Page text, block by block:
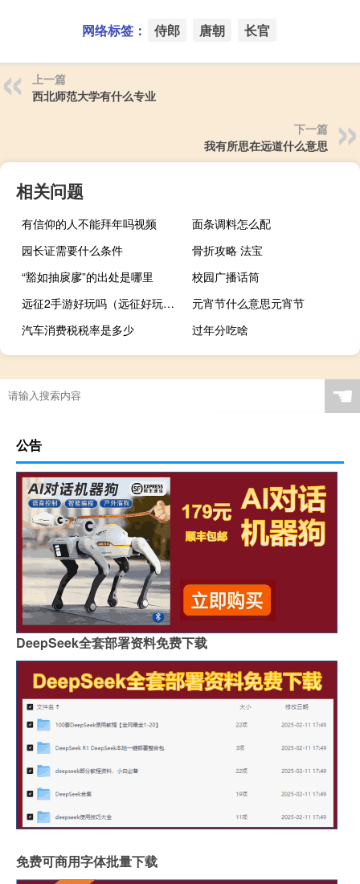
网络标签： 侍郎 唐朝 长官
上一篇
西北师范大学有什么专业
下一篇
我有所思在远道什么意思
相关问题
有信仰的人不能拜年吗视频
面条调料怎么配
园长证需要什么条件
骨折攻略 法宝
“豁如抽扊扅”的出处是哪里
校园广播话筒
远征2手游好玩吗（远征好玩吗）
元宵节什么意思元宵节
汽车消费税税率是多少
过年分吃啥
☚
公告
DeepSeek全套部署资料免费下载
免费可商用字体批量下载